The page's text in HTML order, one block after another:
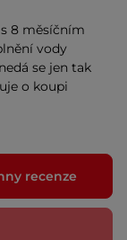
8 měsíčním
vody
se jen tak
o koupi
recenze